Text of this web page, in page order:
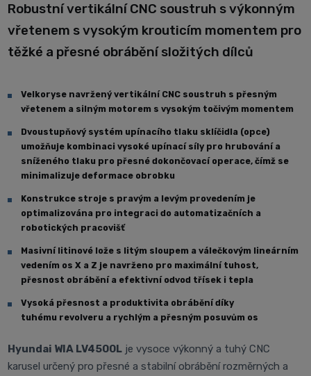
Robustní vertikální CNC soustruh s výkonným
vřetenem s vysokým krouticím momentem pro
těžké a přesné obrábění složitých dílců
Velkoryse navržený vertikální CNC soustruh s přesným
vřetenem a silným motorem s vysokým točivým momentem
Dvoustupňový systém upínacího tlaku sklíčidla (opce)
umožňuje kombinaci vysoké upínací síly pro hrubování a
sníženého tlaku pro přesné dokončovací operace, čímž se
minimalizuje deformace obrobku
Konstrukce stroje s pravým a levým provedením je
optimalizována pro integraci do automatizačních a
robotických pracovišť
Masivní litinové lože s litým sloupem a válečkovým lineárním
vedením os X a Z je navrženo pro maximální tuhost,
přesnost obrábění a efektivní odvod třísek i tepla
Vysoká přesnost a produktivita obrábění díky
tuhému revolveru a rychlým a přesným posuvům os
Hyundai WIA LV4500L je vysoce výkonný a tuhý CNC
karusel určený pro přesné a stabilní obrábění rozměrných a